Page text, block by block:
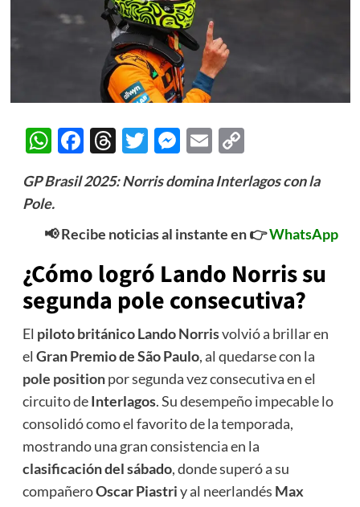
WhatsApp
Facebook
Threads
Twitter
Messenger
EmailCopy
GP Brasil 2025: Norris domina Interlagos con la
Pole.
📢 Recibe noticias al instante en 👉WhatsApp
¿Cómo logró Lando Norris su
segunda pole consecutiva?
El piloto británico Lando Norrisvolvió a brillar en
el Gran Premio de São Paulo, al quedarse con la
pole positionpor segunda vez consecutiva en el
circuito deInterlagos. Su desempeño impecable lo
consolidó como el favorito de la temporada,
mostrando una gran consistencia en la
clasificación del sábado, donde superó a su
compañeroOscar Piastriy al neerlandés Max